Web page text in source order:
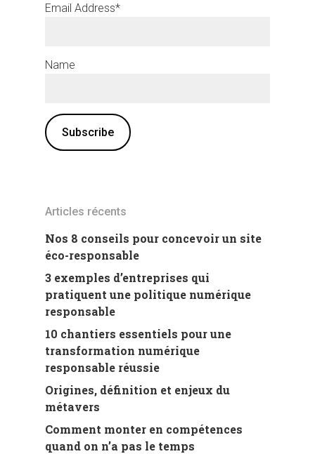
Email Address*
Name
Articles récents
Nos 8 conseils pour concevoir un site
éco-responsable
3 exemples d’entreprises qui
pratiquent une politique numérique
responsable
10 chantiers essentiels pour une
transformation numérique
responsable réussie
Origines, définition et enjeux du
métavers
Comment monter en compétences
quand on n’a pas le temps